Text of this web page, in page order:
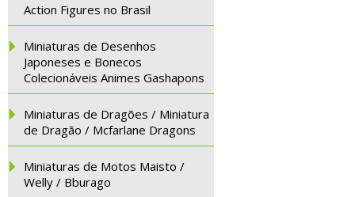
Action Figures no Brasil
Miniaturas de Desenhos
Japoneses e Bonecos
Colecionáveis Animes Gashapons
Miniaturas de Dragões / Miniatura
de Dragão / Mcfarlane Dragons
Miniaturas de Motos Maisto /
Welly / Bburago